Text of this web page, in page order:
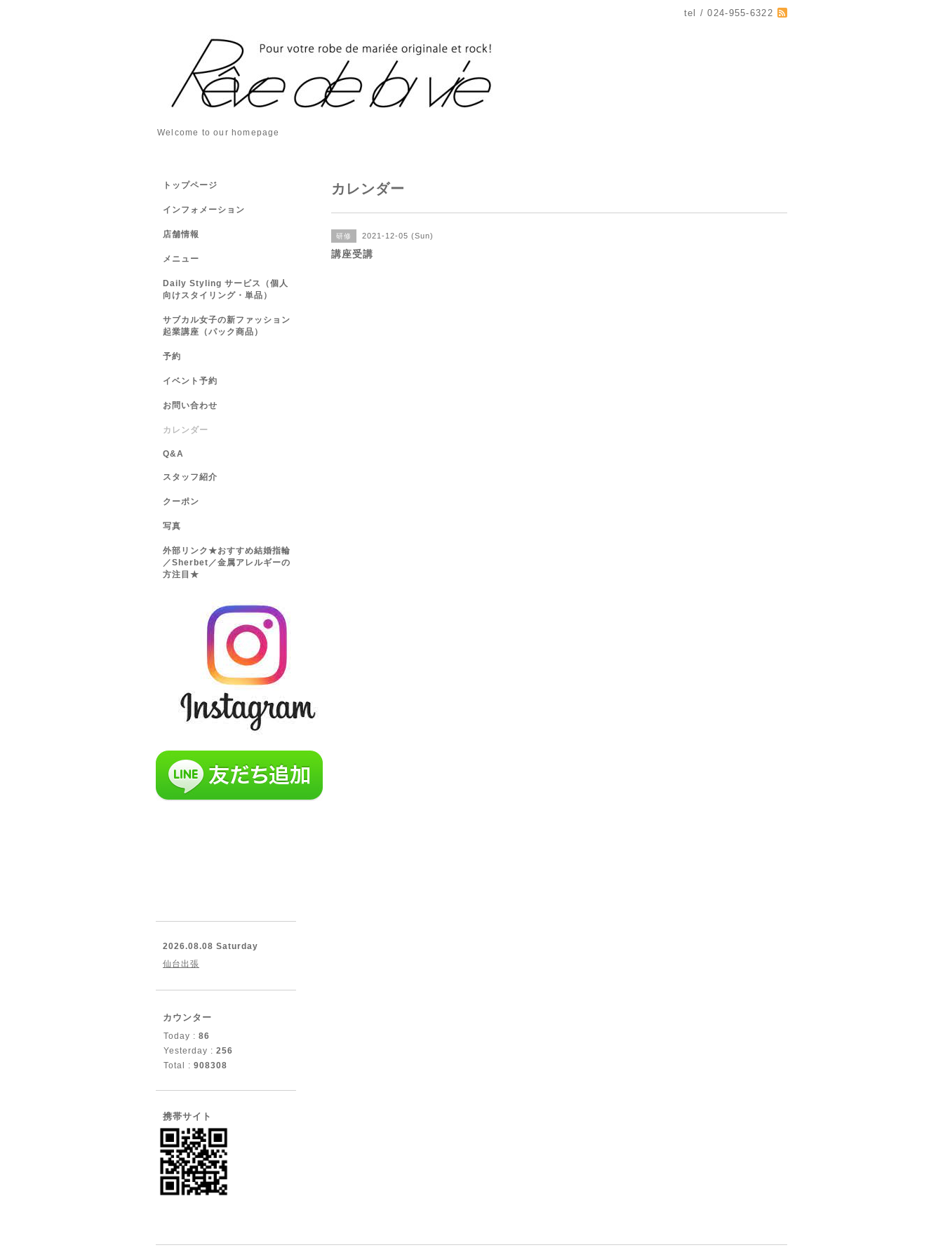
tel / 024-955-6322
Welcome to our homepage
カレンダー
研修 2021-12-05 (Sun)
講座受講
トップページ
インフォメーション
店舗情報
メニュー
Daily Styling サービス（個人
向けスタイリング・単品）
サブカル女子の新ファッション
起業講座（パック商品）
予約
イベント予約
お問い合わせ
カレンダー
Q&A
スタッフ紹介
クーポン
写真
外部リンク★おすすめ結婚指輪
／Sherbet／金属アレルギーの
方注目★
2026.08.08 Saturday
仙台出張
カウンター
Today : 86
Yesterday : 256
Total : 908308
携帯サイト